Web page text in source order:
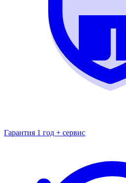
Гарантия 1 год + сервис